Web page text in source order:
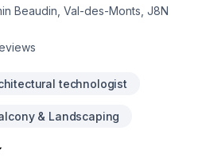
Beaudin, Val-des-Monts, J8N
technologist
& Landscaping